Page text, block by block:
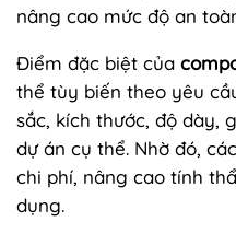
nâng cao mức độ an
Điểm đặc biệt của
thể tùy biến theo yêu
sắc, kích thước, độ dày,
dự án cụ thể. Nhờ đó,
chi phí, nâng cao tính
dụng.